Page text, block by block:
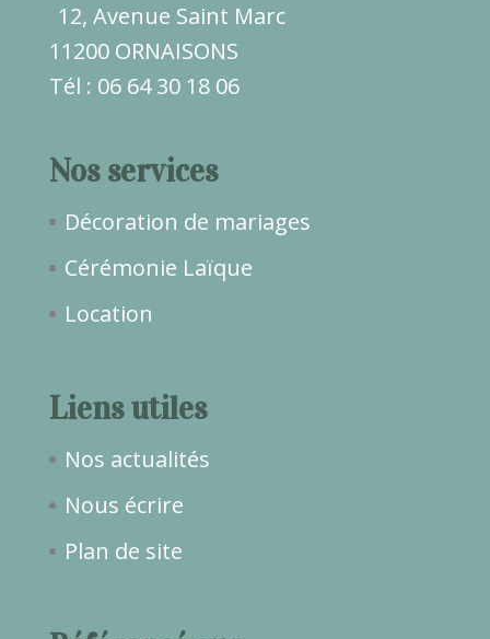
12, Avenue Saint Marc
11200 ORNAISONS
Tél : 06 64 30 18 06
Nos services
Décoration de mariages
Cérémonie Laïque
Location
Liens utiles
Nos actualités
Nous écrire
Plan de site